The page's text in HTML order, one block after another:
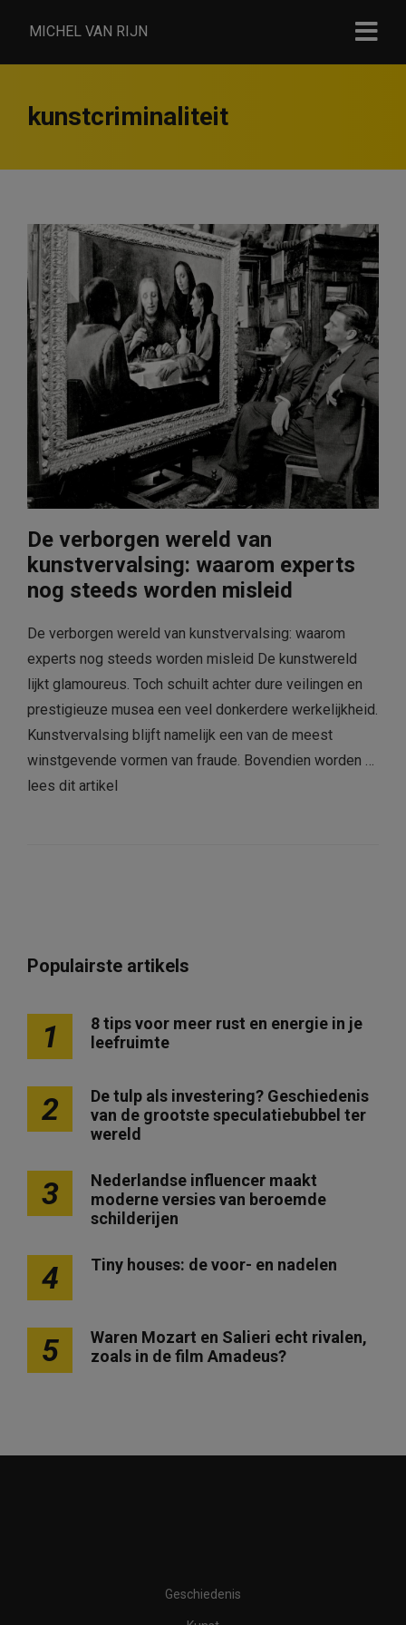
MICHEL VAN RIJN
kunstcriminaliteit
De verborgen wereld van
kunstvervalsing: waarom experts
nog steeds worden misleid
De verborgen wereld van kunstvervalsing: waarom
experts nog steeds worden misleid De kunstwereld
lijkt glamoureus. Toch schuilt achter dure veilingen en
prestigieuze musea een veel donkerdere werkelijkheid.
Kunstvervalsing blijft namelijk een van de meest
winstgevende vormen van fraude. Bovendien worden …
lees dit artikel
Populairste artikels
1
8 tips voor meer rust en energie in je
leefruimte
2
De tulp als investering? Geschiedenis
van de grootste speculatiebubbel ter
wereld
3
Nederlandse influencer maakt
moderne versies van beroemde
schilderijen
4 Tiny houses: de voor- en nadelen
5
Waren Mozart en Salieri echt rivalen,
zoals in de film Amadeus?
Geschiedenis